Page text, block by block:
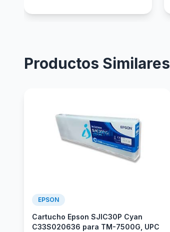
Productos Similares
EPSON
Cartucho Epson SJIC30P Cyan
C33S020636 para TM-7500G, UPC